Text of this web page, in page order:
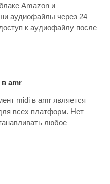
Amazon и
аудиофайлы через 24
к аудиофайлу после
amr
midi в amr является
всех платформ. Нет
любое